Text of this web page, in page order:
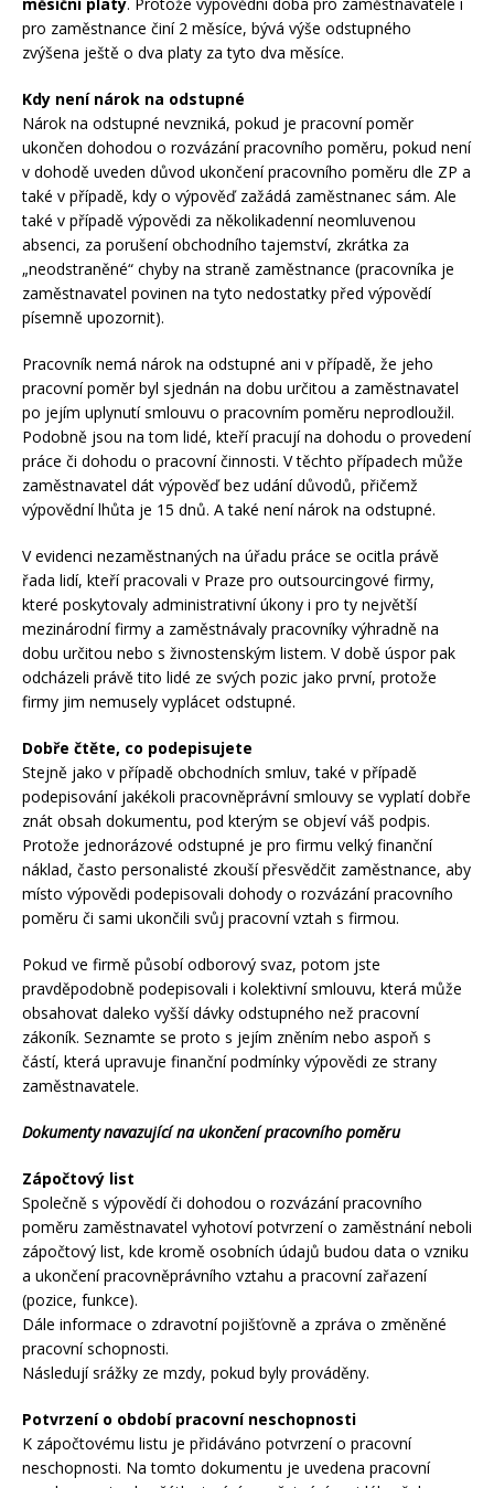
měsíční platy. Protože výpovědní doba pro zaměstnavatele i
pro zaměstnance činí 2 měsíce, bývá výše odstupného
zvýšena ještě o dva platy za tyto dva měsíce.
Kdy není nárok na odstupné
Nárok na odstupné nevzniká, pokud je pracovní poměr
ukončen dohodou o rozvázání pracovního poměru, pokud není
v dohodě uveden důvod ukončení pracovního poměru dle ZP a
také v případě, kdy o výpověď zažádá zaměstnanec sám. Ale
také v případě výpovědi za několikadenní neomluvenou
absenci, za porušení obchodního tajemství, zkrátka za
„neodstraněné“ chyby na straně zaměstnance (pracovníka je
zaměstnavatel povinen na tyto nedostatky před výpovědí
písemně upozornit).
Pracovník nemá nárok na odstupné ani v případě, že jeho
pracovní poměr byl sjednán na dobu určitou a zaměstnavatel
po jejím uplynutí smlouvu o pracovním poměru neprodloužil.
Podobně jsou na tom lidé, kteří pracují na dohodu o provedení
práce či dohodu o pracovní činnosti. V těchto případech může
zaměstnavatel dát výpověď bez udání důvodů, přičemž
výpovědní lhůta je 15 dnů. A také není nárok na odstupné.
V evidenci nezaměstnaných na úřadu práce se ocitla právě
řada lidí, kteří pracovali v Praze pro outsourcingové firmy,
které poskytovaly administrativní úkony i pro ty největší
mezinárodní firmy a zaměstnávaly pracovníky výhradně na
dobu určitou nebo s živnostenským listem. V době úspor pak
odcházeli právě tito lidé ze svých pozic jako první, protože
firmy jim nemusely vyplácet odstupné.
Dobře čtěte, co podepisujete
Stejně jako v případě obchodních smluv, také v případě
podepisování jakékoli pracovněprávní smlouvy se vyplatí dobře
znát obsah dokumentu, pod kterým se objeví váš podpis.
Protože jednorázové odstupné je pro firmu velký finanční
náklad, často personalisté zkouší přesvědčit zaměstnance, aby
místo výpovědi podepisovali dohody o rozvázání pracovního
poměru či sami ukončili svůj pracovní vztah s firmou.
Pokud ve firmě působí odborový svaz, potom jste
pravděpodobně podepisovali i kolektivní smlouvu, která může
obsahovat daleko vyšší dávky odstupného než pracovní
zákoník. Seznamte se proto s jejím zněním nebo aspoň s
částí, která upravuje finanční podmínky výpovědi ze strany
zaměstnavatele.
Dokumenty navazující na ukončení pracovního poměru
Zápočtový list
Společně s výpovědí či dohodou o rozvázání pracovního
poměru zaměstnavatel vyhotoví potvrzení o zaměstnání neboli
zápočtový list, kde kromě osobních údajů budou data o vzniku
a ukončení pracovněprávního vztahu a pracovní zařazení
(pozice, funkce).
Dále informace o zdravotní pojišťovně a zpráva o změněné
pracovní schopnosti.
Následují srážky ze mzdy, pokud byly prováděny.
Potvrzení o období pracovní neschopnosti
K zápočtovému listu je přidáváno potvrzení o pracovní
neschopnosti. Na tomto dokumentu je uvedena pracovní